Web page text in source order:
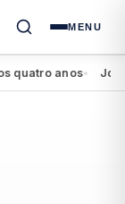
MENU
anos● João